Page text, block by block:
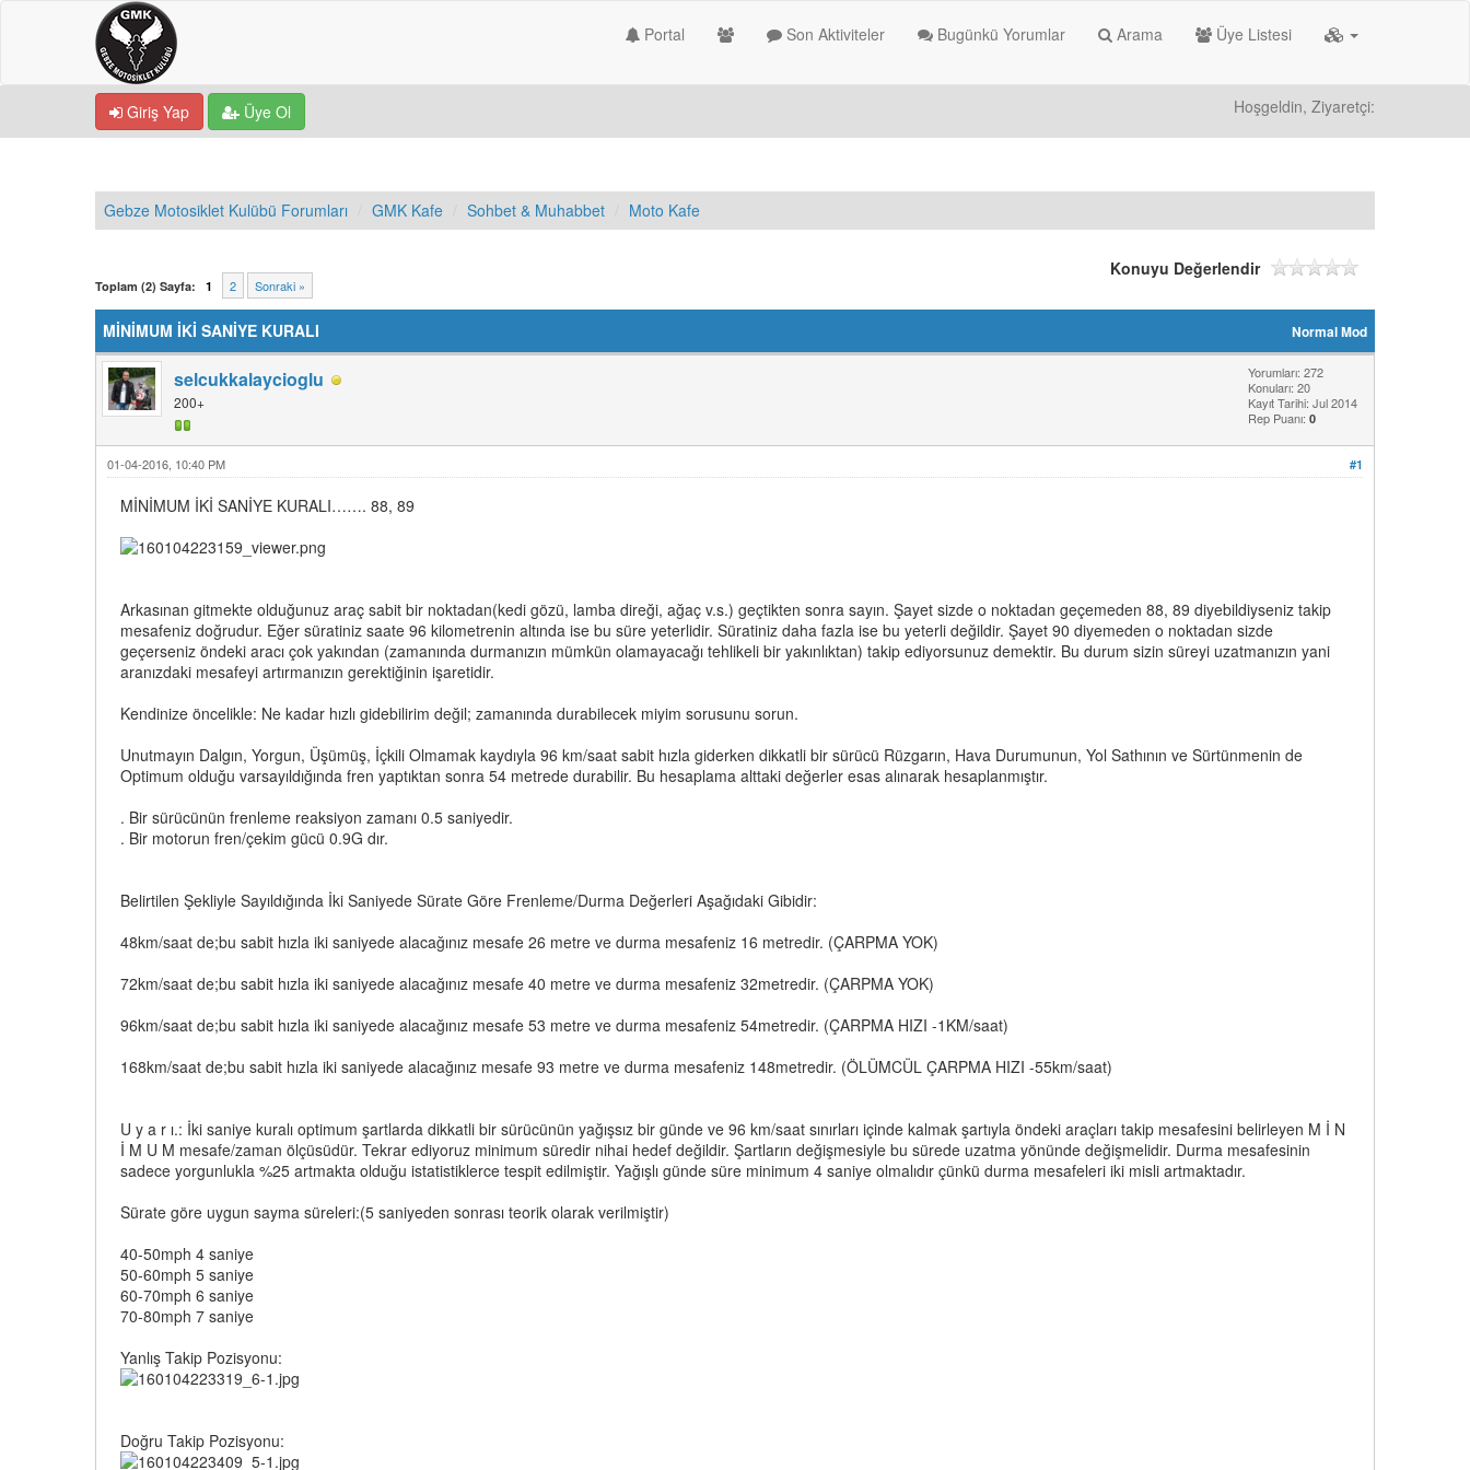
Portal Son Aktiviteler Bugünkü Yorumlar Arama Üye Listesi
Giriş Yap Üye Ol Hoşgeldin, Ziyaretçi:
Gebze Motosiklet Kulübü Forumları GMK Kafe Sohbet & Muhabbet Moto Kafe
Toplam (2) Sayfa: 1 2 Sonraki »
Konuyu Değerlendir
0 Oy - 0 Ortalama
Normal Mod
MİNİMUM İKİ SANİYE KURALI
selcukkalaycioglu
200+
Yorumları: 272
Konuları: 20
Kayıt Tarihi: Jul 2014
Rep Puanı: 0
#1
01-04-2016, 10:40 PM
MİNİMUM İKİ SANİYE KURALI……. 88, 89
Arkasınan gitmekte olduğunuz araç sabit bir noktadan(kedi gözü, lamba direği, ağaç v.s.) geçtikten sonra sayın. Şayet sizde o noktadan geçemeden 88, 89 diyebildiyseniz takip
mesafeniz doğrudur. Eğer süratiniz saate 96 kilometrenin altında ise bu süre yeterlidir. Süratiniz daha fazla ise bu yeterli değildir. Şayet 90 diyemeden o noktadan sizde
geçerseniz öndeki aracı çok yakından (zamanında durmanızın mümkün olamayacağı tehlikeli bir yakınlıktan) takip ediyorsunuz demektir. Bu durum sizin süreyi uzatmanızın yani
aranızdaki mesafeyi artırmanızın gerektiğinin işaretidir.
Kendinize öncelikle: Ne kadar hızlı gidebilirim değil; zamanında durabilecek miyim sorusunu sorun.
Unutmayın Dalgın, Yorgun, Üşümüş, İçkili Olmamak kaydıyla 96 km/saat sabit hızla giderken dikkatli bir sürücü Rüzgarın, Hava Durumunun, Yol Sathının ve Sürtünmenin de
Optimum olduğu varsayıldığında fren yaptıktan sonra 54 metrede durabilir. Bu hesaplama alttaki değerler esas alınarak hesaplanmıştır.
. Bir sürücünün frenleme reaksiyon zamanı 0.5 saniyedir.
. Bir motorun fren/çekim gücü 0.9G dır.
Belirtilen Şekliyle Sayıldığında İki Saniyede Sürate Göre Frenleme/Durma Değerleri Aşağıdaki Gibidir:
48km/saat de;bu sabit hızla iki saniyede alacağınız mesafe 26 metre ve durma mesafeniz 16 metredir. (ÇARPMA YOK)
72km/saat de;bu sabit hızla iki saniyede alacağınız mesafe 40 metre ve durma mesafeniz 32metredir. (ÇARPMA YOK)
96km/saat de;bu sabit hızla iki saniyede alacağınız mesafe 53 metre ve durma mesafeniz 54metredir. (ÇARPMA HIZI -1KM/saat)
168km/saat de;bu sabit hızla iki saniyede alacağınız mesafe 93 metre ve durma mesafeniz 148metredir. (ÖLÜMCÜL ÇARPMA HIZI -55km/saat)
U y a r ı.: İki saniye kuralı optimum şartlarda dikkatli bir sürücünün yağışsız bir günde ve 96 km/saat sınırları içinde kalmak şartıyla öndeki araçları takip mesafesini belirleyen M İ N
İ M U M mesafe/zaman ölçüsüdür. Tekrar ediyoruz minimum süredir nihai hedef değildir. Şartların değişmesiyle bu sürede uzatma yönünde değişmelidir. Durma mesafesinin
sadece yorgunlukla %25 artmakta olduğu istatistiklerce tespit edilmiştir. Yağışlı günde süre minimum 4 saniye olmalıdır çünkü durma mesafeleri iki misli artmaktadır.
Sürate göre uygun sayma süreleri:(5 saniyeden sonrası teorik olarak verilmiştir)
40-50mph 4 saniye
50-60mph 5 saniye
60-70mph 6 saniye
70-80mph 7 saniye
Yanlış Takip Pozisyonu:
Doğru Takip Pozisyonu: